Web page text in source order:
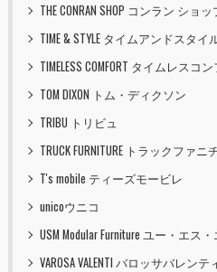
THE CONRAN SHOP コンラン ショッ
TIME & STYLE タイムアンドスタイ
TIMELESS COMFORT タイムレスコ
TOM DIXON トム・ディクソン
TRIBU トリビュ
TRUCK FURNITURE トラックファニ
T's mobile ティーズモービレ
unicoウニコ
USM Modular Furniture ユー・エス・
VAROSA VALENTI バロッサバレンテ